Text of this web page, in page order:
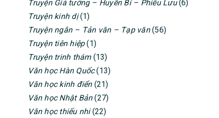
Truyện Giả tưởng – Huyền Bí – Phiêu Lưu(6)
Truyện kinh dị(1)
Truyện ngắn – Tản văn – Tạp văn(56)
Truyện tiên hiệp(1)
Truyện trinh thám(13)
Văn học Hàn Quốc(13)
Văn học kinh điển(21)
Văn học Nhật Bản(27)
Văn học thiếu nhi(22)